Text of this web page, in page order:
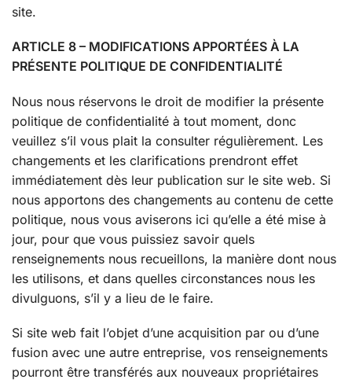
site.
ARTICLE 8 – MODIFICATIONS APPORTÉES À LA
PRÉSENTE POLITIQUE DE CONFIDENTIALITÉ
Nous nous réservons le droit de modifier la présente
politique de confidentialité à tout moment, donc
veuillez s’il vous plait la consulter régulièrement. Les
changements et les clarifications prendront effet
immédiatement dès leur publication sur le site web. Si
nous apportons des changements au contenu de cette
politique, nous vous aviserons ici qu’elle a été mise à
jour, pour que vous puissiez savoir quels
renseignements nous recueillons, la manière dont nous
les utilisons, et dans quelles circonstances nous les
divulguons, s’il y a lieu de le faire.
Si site web fait l’objet d’une acquisition par ou d’une
fusion avec une autre entreprise, vos renseignements
pourront être transférés aux nouveaux propriétaires